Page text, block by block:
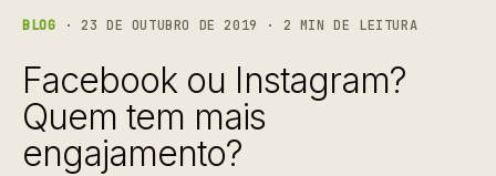
BLOG · 23 DE OUTUBRO DE 2019 · 2 MIN DE LEITURA
Facebook ou Instagram?
Quem tem mais
engajamento?